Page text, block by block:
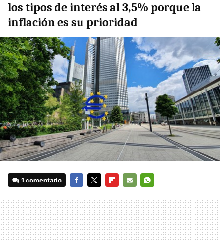
los tipos de interés al 3,5% porque la
inflación es su prioridad
1 comentario
MAIL